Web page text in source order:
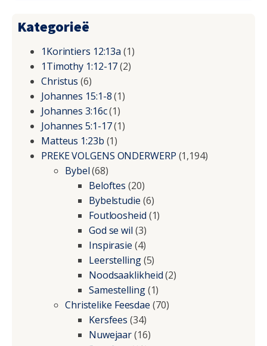
Kategorieë
1Korintiers 12:13a (1)
1Timothy 1:12-17(2)
Christus (6)
Johannes 15:1-8(1)
Johannes 3:16c(1)
Johannes 5:1-17(1)
Matteus 1:23b (1)
PREKE VOLGENS ONDERWERP (1,194)
Bybel(68)
Beloftes (20)
Bybelstudie (6)
Foutloosheid (1)
God se wil (3)
Inspirasie (4)
Leerstelling(5)
Noodsaaklikheid(2)
Samestelling(1)
Christelike Feesdae (70)
Kersfees (34)
Nuwejaar(16)